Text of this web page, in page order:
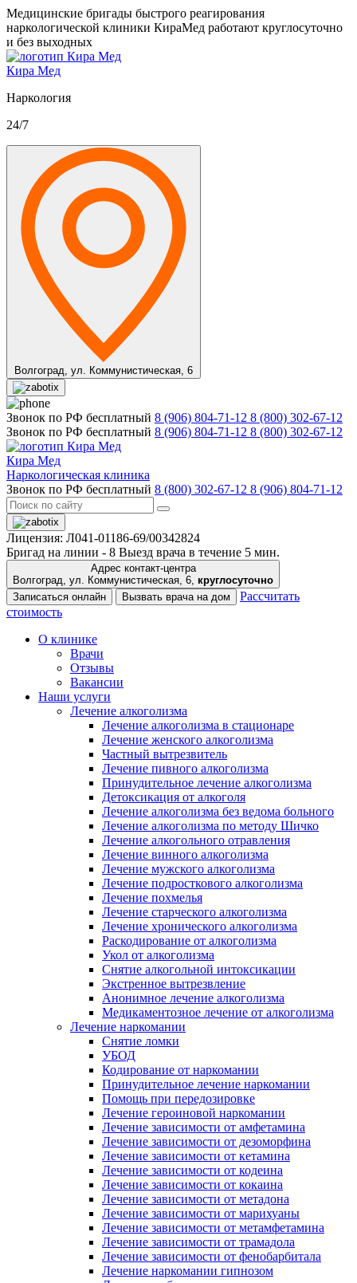
Медицинские бригады быстрого реагирования
наркологической клиники КираМед работают круглосуточно
и без выходных
Кира Мед
Наркология
24/7
Волгоград, ул. Коммунистическая, 6
Звонок по РФ бесплатный 8 (906) 804-71-12 8 (800) 302-67-12
Звонок по РФ бесплатный 8 (906) 804-71-12 8 (800) 302-67-12
Кира Мед
Наркологическая клиника
Звонок по РФ бесплатный 8 (800) 302-67-12 8 (906) 804-71-12
Лицензия: Л041-01186-69/00342824
Бригад на линии - 8 Выезд врача в течение 5 мин.
Адрес контакт-центра
Волгоград, ул. Коммунистическая, 6, круглосуточно
Записаться онлайн
Вызвать врача на дом
Рассчитать
стоимость
О клинике
Врачи
Отзывы
Вакансии
Наши услуги
Лечение алкоголизма
Лечение алкоголизма в стационаре
Лечение женского алкоголизма
Частный вытрезвитель
Лечение пивного алкоголизма
Принудительное лечение алкоголизма
Детоксикация от алкоголя
Лечение алкоголизма без ведома больного
Лечение алкоголизма по методу Шичко
Лечение алкогольного отравления
Лечение винного алкоголизма
Лечение мужского алкоголизма
Лечение подросткового алкоголизма
Лечение похмелья
Лечение старческого алкоголизма
Лечение хронического алкоголизма
Раскодирование от алкоголизма
Укол от алкоголизма
Снятие алкогольной интоксикации
Экстренное вытрезвление
Анонимное лечение алкоголизма
Медикаментозное лечение от алкоголизма
Лечение наркомании
Снятие ломки
УБОД
Кодирование от наркомании
Принудительное лечение наркомании
Помощь при передозировке
Лечение героиновой наркомании
Лечение зависимости от амфетамина
Лечение зависимости от дезоморфина
Лечение зависимости от кетамина
Лечение зависимости от кодеина
Лечение зависимости от кокаина
Лечение зависимости от метадона
Лечение зависимости от марихуаны
Лечение зависимости от метамфетамина
Лечение зависимости от трамадола
Лечение зависимости от фенобарбитала
Лечение наркомании гипнозом